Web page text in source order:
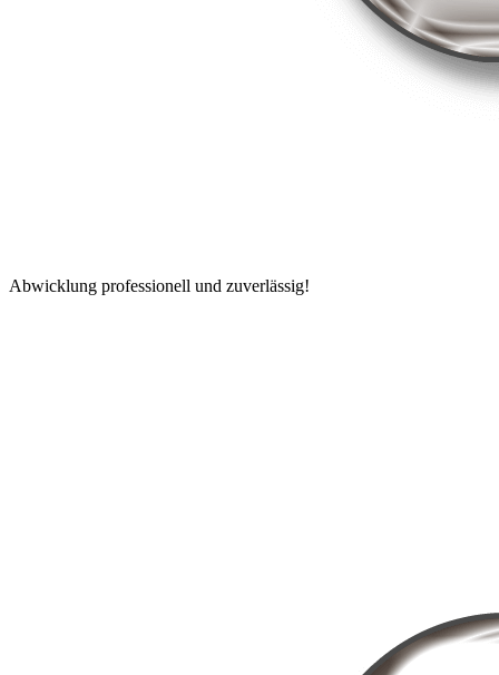
Abwicklung professionell und zuverlässig!